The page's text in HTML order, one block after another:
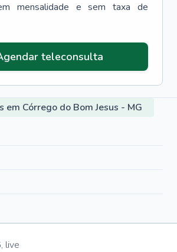
mensalidade e sem taxa de
teleconsulta
em Córrego do Bom Jesus - MG
, live